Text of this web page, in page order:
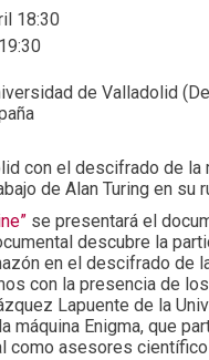
18:30
de Valladolid
con el descifrado de la
de Alan Turing en su
se presentará el
descubre la
en el descifrado de
con la presencia de
Lapuente de la
máquina Enigma, que
como asesores